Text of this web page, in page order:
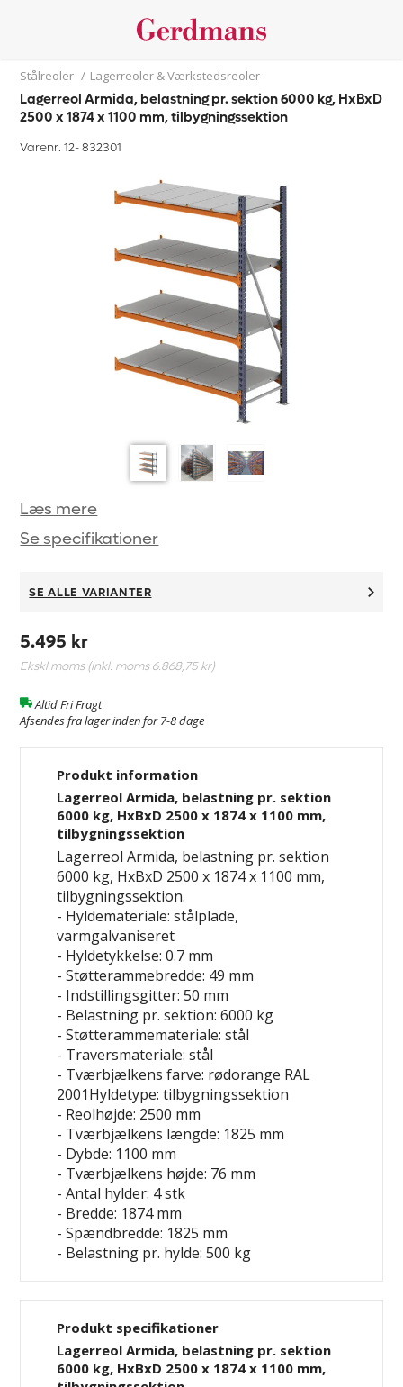
Stålreoler / Lagerreoler & Værkstedsreoler
Lagerreol Armida, belastning pr. sektion 6000 kg, HxBxD
2500 x 1874 x 1100 mm, tilbygningssektion
Varenr. 12-832301
Læs mere
Se specifikationer
SE ALLE VARIANTER
5.495 kr
Ekskl.moms (Inkl. moms6.868,75 kr)
Altid Fri Fragt
Afsendes fra lager inden for 7-8 dage
Produkt information
Lagerreol Armida, belastning pr. sektion
6000 kg, HxBxD 2500 x 1874 x 1100 mm,
tilbygningssektion
Lagerreol Armida, belastning pr. sektion
6000 kg, HxBxD 2500 x 1874 x 1100 mm,
tilbygningssektion.
- Hyldemateriale: stålplade,
varmgalvaniseret
- Hyldetykkelse: 0.7 mm
- Støtterammebredde: 49 mm
- Indstillingsgitter: 50 mm
- Belastning pr. sektion: 6000 kg
- Støtterammemateriale: stål
- Traversmateriale: stål
- Tværbjælkens farve: rødorange RAL
2001Hyldetype: tilbygningssektion
- Reolhøjde: 2500 mm
- Tværbjælkens længde: 1825 mm
- Dybde: 1100 mm
- Tværbjælkens højde: 76 mm
- Antal hylder: 4 stk
- Bredde: 1874 mm
- Spændbredde: 1825 mm
- Belastning pr. hylde: 500 kg
Produkt specifikationer
Lagerreol Armida, belastning pr. sektion
6000 kg, HxBxD 2500 x 1874 x 1100 mm,